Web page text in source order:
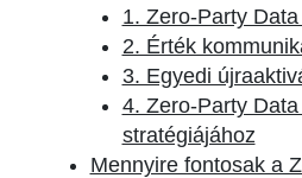
1. Zero-Party
2. Érték
3. Egyedi
4. Zero-Party
stratégiájához
Mennyire fontosak a